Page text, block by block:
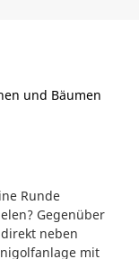
Runde
Gegenüber
neben
mit